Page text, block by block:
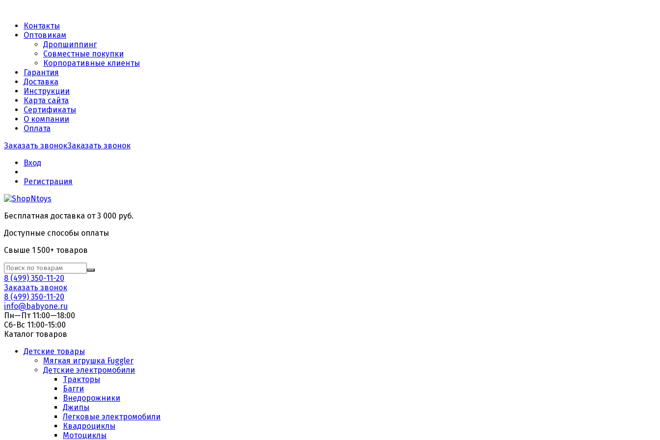
Контакты
Оптовикам
Дропшиппинг
Совместные покупки
Корпоративные клиенты
Гарантия
Доставка
Инструкции
Карта сайта
Сертификаты
О компании
Оплата
Заказать звонокЗаказать звонок
Вход
Регистрация
Бесплатная доставка от 3 000 руб.
Доступные способы оплаты
Свыше 1 500+ товаров
8 (499) 350-11-20
Заказать звонок
8 (499) 350-11-20
info@babyone.ru
Пн—Пт 11:00—18:00
Сб-Вс 11:00-15:00
Каталог товаров
Детские товары
Мягкая игрушка Fuggler
Детские электромобили
Тракторы
Багги
Внедорожники
Джипы
Легковые электромобили
Квадроциклы
Мотоциклы